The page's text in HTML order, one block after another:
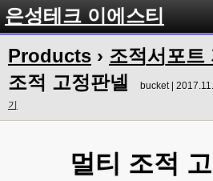
은성테크 이에스티
Products › 조적서포트
조적 고정판넬
bucket |
기
멀티 조적